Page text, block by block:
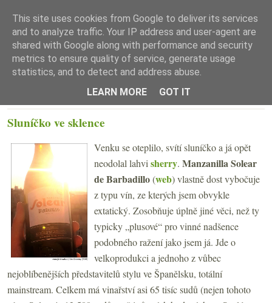
☰ Menu
Sluníčko ve sklence
Venku se oteplilo, svítí sluníčko a já opět
neodolal lahvi sherry. Manzanilla Solear
de Barbadillo(web)vlastně dost vybočuje
z typu vín, ze kterých jsem obvykle
extatický. Zosobňuje úplně jiné věci, než ty
typicky „plusové“ pro vinné nadšence
podobného ražení jako jsem já. Jde o
velkoprodukci a jednoho z vůbec
nejoblíbenějších představitelů stylu ve Španělsku, totální
mainstream. Celkem má vinařství asi 65 tisíc sudů (nejen tohoto
This site uses cookies from Google to deliver its services
and to analyze traffic. Your IP address and user-agent are
shared with Google along with performance and security
metrics to ensure quality of service, generate usage
statistics, and to detect and address abuse.
LEARN MORE
GOT IT